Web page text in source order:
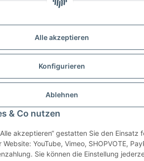
Alle akzeptieren
Konfigurieren
Ablehnen
& Co nutzen
akzeptieren“ gestatten Sie den Einsatz
YouTube, Vimeo, SHOPVOTE,
Sie können die Einstellung